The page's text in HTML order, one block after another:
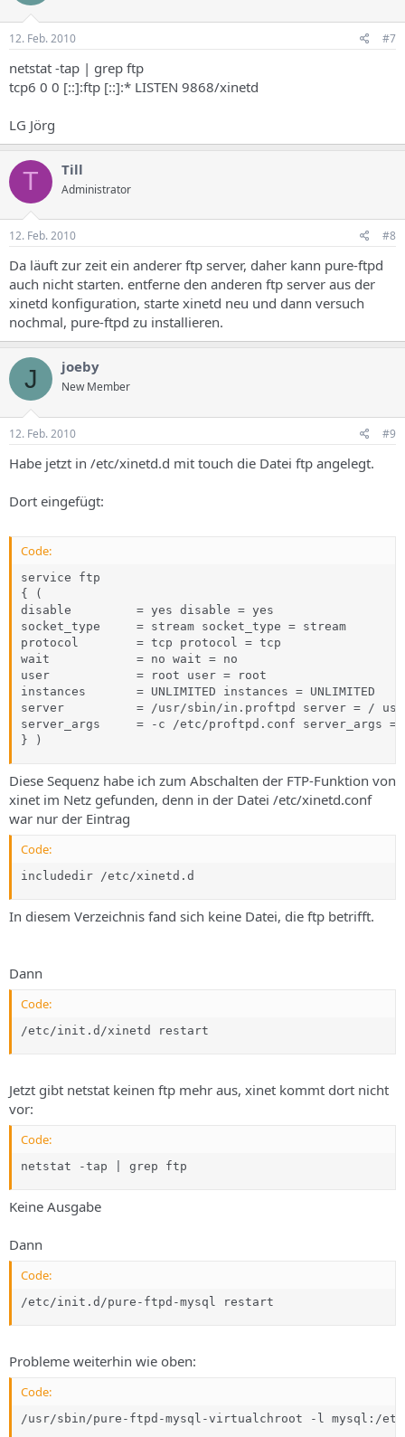
12. Feb. 2010 #7
netstat -tap | grep ftp
tcp6 0 0 [::]:ftp [::]:* LISTEN 9868/xinetd
LG Jörg
T Till
Administrator
12. Feb. 2010 #8
Da läuft zur zeit ein anderer ftp server, daher kann pure-ftpd
auch nicht starten. entferne den anderen ftp server aus der
xinetd konfiguration, starte xinetd neu und dann versuch
nochmal, pure-ftpd zu installieren.
J joeby
New Member
12. Feb. 2010 #9
Habe jetzt in /etc/xinetd.d mit touch die Datei ftp angelegt.
Dort eingefügt:
Code:
service ftp
{ (
disable         = yes disable = yes
socket_type     = stream socket_type = stream
protocol        = tcp protocol = tcp
wait            = no wait = no
user            = root user = root
instances       = UNLIMITED instances = UNLIMITED
server          = /usr/sbin/in.proftpd server = /
server_args     = -c /etc/proftpd.conf server_args
} )
Diese Sequenz habe ich zum Abschalten der FTP-Funktion von
xinet im Netz gefunden, denn in der Datei /etc/xinetd.conf
war nur der Eintrag
Code:
includedir /etc/xinetd.d
In diesem Verzeichnis fand sich keine Datei, die ftp betrifft.
Dann
Code:
/etc/init.d/xinetd restart
Jetzt gibt netstat keinen ftp mehr aus, xinet kommt dort nicht
vor:
Code:
netstat -tap | grep ftp
Keine Ausgabe
Dann
Code:
/etc/init.d/pure-ftpd-mysql restart
Probleme weiterhin wie oben:
Code:
/usr/sbin/pure-ftpd-mysql-virtualchroot -l mysql:/